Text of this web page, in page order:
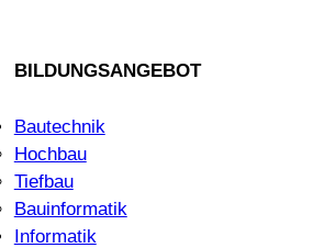
BILDUNGSANGEBOT
Bautechnik
Hochbau
Tiefbau
Bauinformatik
Informatik